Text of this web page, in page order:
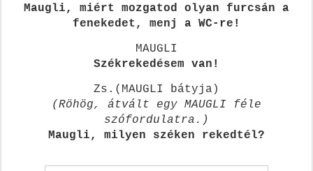
Maugli, miért mozgatod olyan furcsán a
fenekedet, menj a WC-re!
MAUGLI
Székrekedésem van!
Zs.(MAUGLI bátyja)
(Röhög, átvált egy MAUGLI féle
szófordulatra.)
Maugli, milyen széken rekedtél?